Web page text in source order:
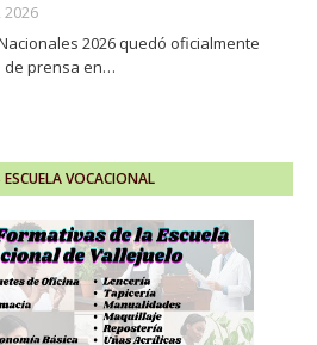
2026 quedó oficialmente
de prensa en…
ESCUELA VOCACIONAL